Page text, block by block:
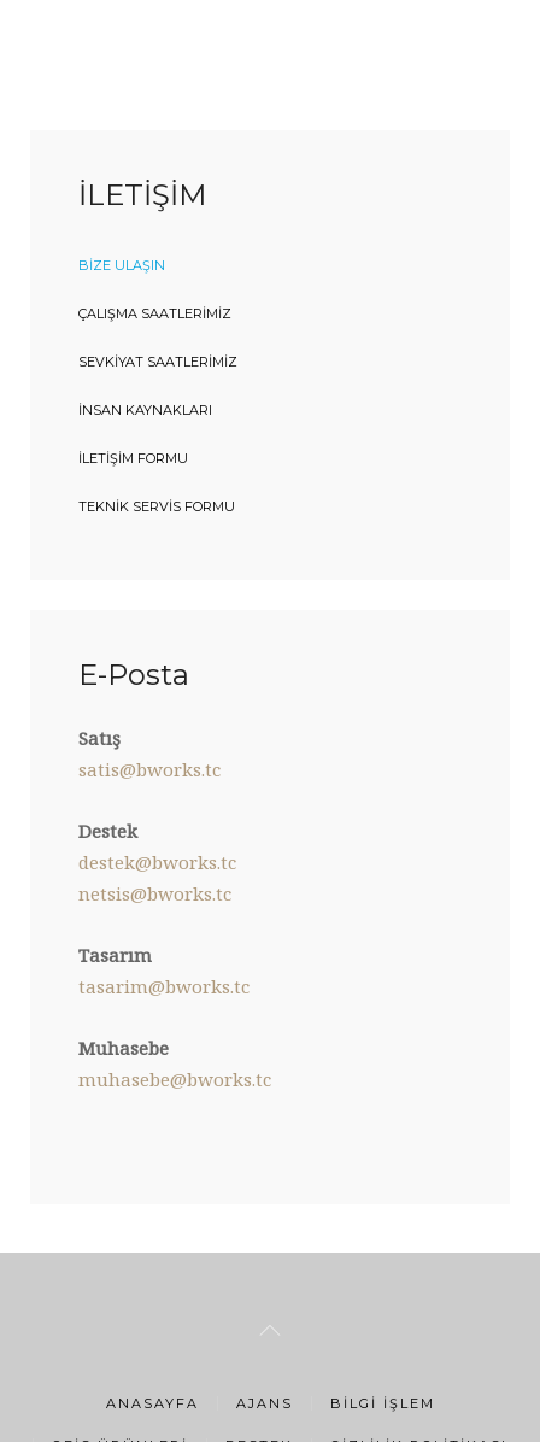
İLETİŞİM
BIZE ULAŞIN
ÇALIŞMA SAATLERIMIZ
SEVKIYAT SAATLERIMIZ
İNSAN KAYNAKLARI
İLETIŞIM FORMU
TEKNIK SERVIS FORMU
E-Posta
Satış
satis@bworks.tc
Destek
destek@bworks.tc
netsis@bworks.tc
Tasarım
tasarim@bworks.tc
Muhasebe
muhasebe@bworks.tc
ANASAYFA AJANS BILGI İŞLEM